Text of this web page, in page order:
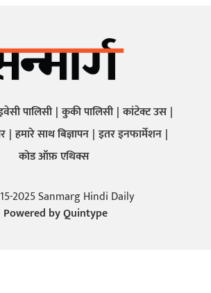
पालिसी कुकी पालिसी कांटेक्ट उस
हमारे साथ बिज्ञापन इतर इनफार्मेशन
कोड ऑफ़ एथिक्स
2025 Sanmarg Hindi Daily
Powered byQuintype